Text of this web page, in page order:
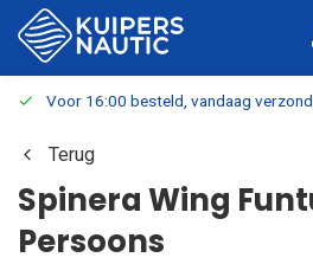
Voor 16:00 besteld, vandaag
Terug
Spinera Wing
Persoons